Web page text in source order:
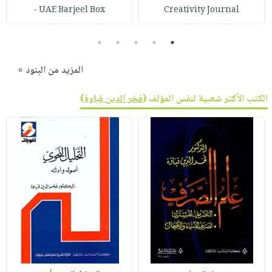
Creativity Journal
UAE Barjeel Box -
1
2
3
4
5
المزيد من البنود »
الكتب الأكثر شعبية لنفس المؤلف (فخر الدين قباوة)